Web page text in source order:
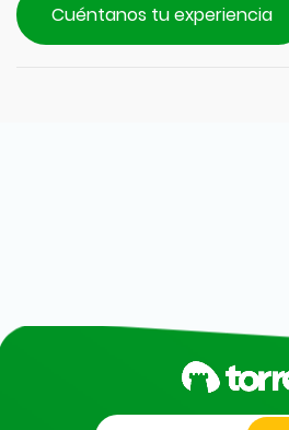
Cuéntanos tu experiencia
Alternative: